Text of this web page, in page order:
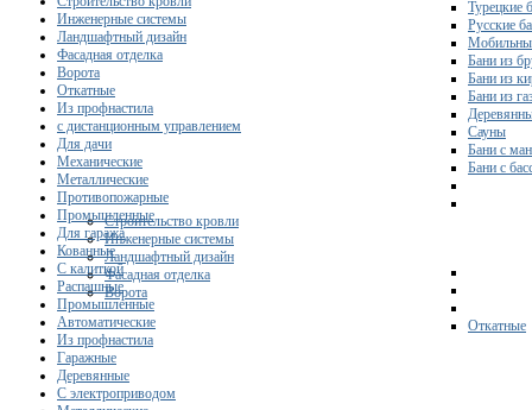
Турецкие
Русские
Бани из
Бани из
Бани из
Сауны
Бани с
Бани с
Строительство кровли
Инженерные системы
Ландшафтный дизайн
Фасадная отделка
Ворота
Откатные
Инженерные системы
Ландшафтный дизайн
Фасадная отделка
Ворота
Откатные
Из профнастила
с дистанционным управлением
Для дачи
Механические
Металлические
Противопожарные
Промышленные
Для гаража
Кованные
С калиткой
Распашные
Промышленные
Автоматические
Из профнастила
Гаражные
Деревянные
С электроприводом